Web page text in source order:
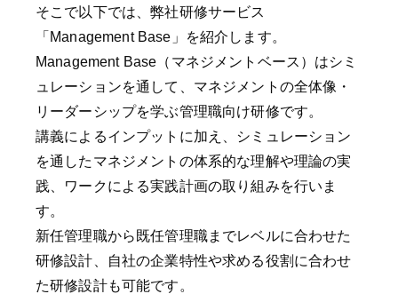
そこで以下では、弊社研修サービス
「Management Base」を紹介します。
Management Base（マネジメントベース）はシミ
ュレーションを通して、マネジメントの全体像・
リーダーシップを学ぶ管理職向け研修です。
講義によるインプットに加え、シミュレーション
を通したマネジメントの体系的な理解や理論の実
践、ワークによる実践計画の取り組みを行いま
す。
新任管理職から既任管理職までレベルに合わせた
研修設計、自社の企業特性や求める役割に合わせ
た研修設計も可能です。